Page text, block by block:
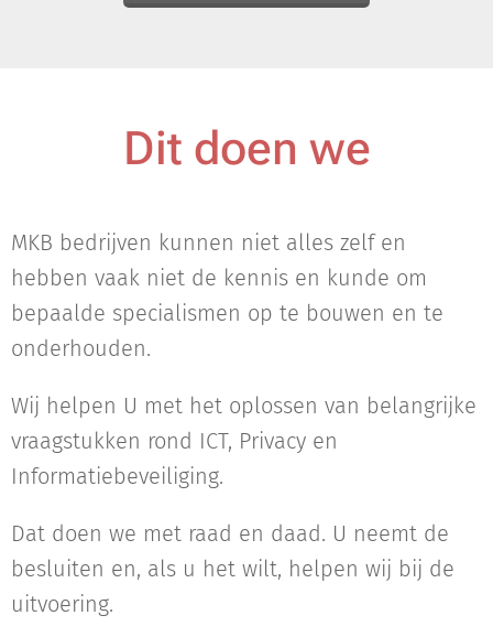
Dit doen we
MKB bedrijven kunnen niet alles zelf en
hebben vaak niet de kennis en kunde om
bepaalde specialismen op te bouwen en te
onderhouden.
Wij helpen U met het oplossen van belangrijke
vraagstukken rond ICT, Privacy en
Informatiebeveiliging.
Dat doen we met raad en daad. U neemt de
besluiten en, als u het wilt, helpen wij bij de
uitvoering.